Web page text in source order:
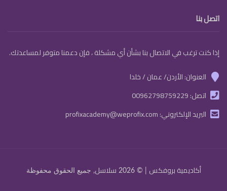
اتصل بنا
إذا كنت ترغب في الاتصال بنا بشأن أي مشكلة ، فإن دعمنا متوفر لمساعدتك.
marker
العنوان: الأردن/ عمان / خلدا
phone
اتصل:00962798759229
email
البريد الإلكتروني:profixacademy@weprofix.com
أكاديمية بروفكس | © 2026 سلاسل, جميع الحقوق محفوظة تسجيل الدخول